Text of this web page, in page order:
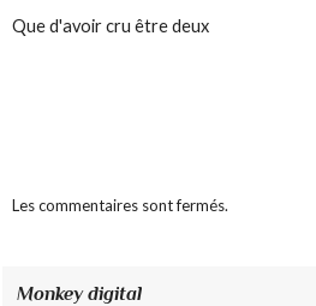
Que d'avoir cru être deux
Les commentaires sont fermés.
Monkey digital